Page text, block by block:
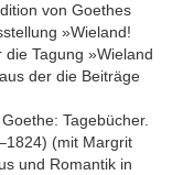
von Goethes
»Wieland!
Tagung »Wieland
der die Beiträge
Tagebücher.
(mit Margrit
und Romantik in